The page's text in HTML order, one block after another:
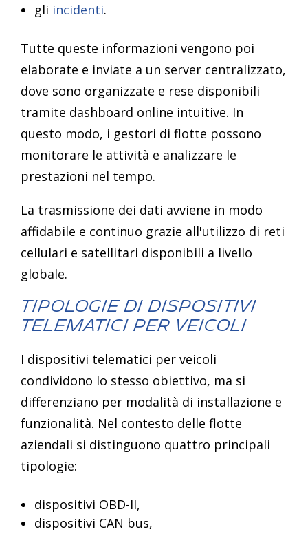
gli incidenti.
Tutte queste informazioni vengono poi
elaborate e inviate a un server centralizzato,
dove sono organizzate e rese disponibili
tramite dashboard online intuitive. In
questo modo, i gestori di flotte possono
monitorare le attività e analizzare le
prestazioni nel tempo.
La trasmissione dei dati avviene in modo
affidabile e continuo grazie all'utilizzo di reti
cellulari e satellitari disponibili a livello
globale.
Tipologie di dispositivi
telematici per veicoli
I dispositivi telematici per veicoli
condividono lo stesso obiettivo, ma si
differenziano per modalità di installazione e
funzionalità. Nel contesto delle flotte
aziendali si distinguono quattro principali
tipologie:
dispositivi OBD-II,
dispositivi CAN bus,